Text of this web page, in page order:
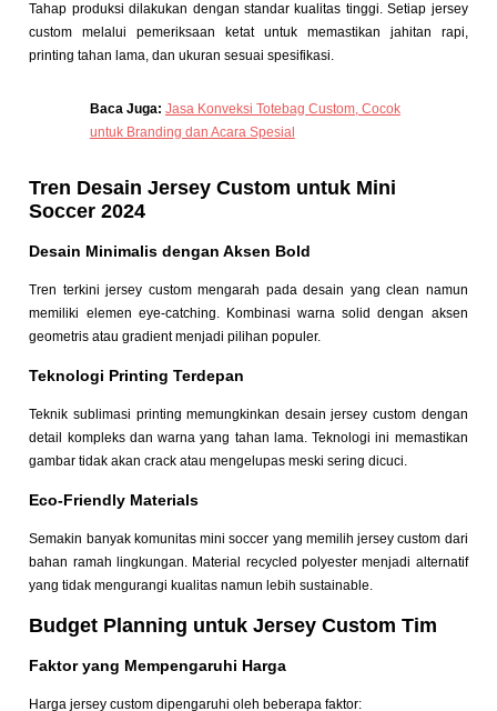
Tahap produksi dilakukan dengan standar kualitas tinggi. Setiap jersey
custom melalui pemeriksaan ketat untuk memastikan jahitan rapi,
printing tahan lama, dan ukuran sesuai spesifikasi.
Baca Juga: Jasa Konveksi Totebag Custom, Cocok
untuk Branding dan Acara Spesial
Tren Desain Jersey Custom untuk Mini
Soccer 2024
Desain Minimalis dengan Aksen Bold
Tren terkini jersey custom mengarah pada desain yang clean namun
memiliki elemen eye-catching. Kombinasi warna solid dengan aksen
geometris atau gradient menjadi pilihan populer.
Teknologi Printing Terdepan
Teknik sublimasi printing memungkinkan desain jersey custom dengan
detail kompleks dan warna yang tahan lama. Teknologi ini memastikan
gambar tidak akan crack atau mengelupas meski sering dicuci.
Eco-Friendly Materials
Semakin banyak komunitas mini soccer yang memilih jersey custom dari
bahan ramah lingkungan. Material recycled polyester menjadi alternatif
yang tidak mengurangi kualitas namun lebih sustainable.
Budget Planning untuk Jersey Custom Tim
Faktor yang Mempengaruhi Harga
Harga jersey custom dipengaruhi oleh beberapa faktor: